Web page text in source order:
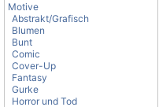
Motive
Abstrakt/Grafisch
Blumen
Bunt
Comic
Cover-Up
Fantasy
Gurke
Horror und Tod